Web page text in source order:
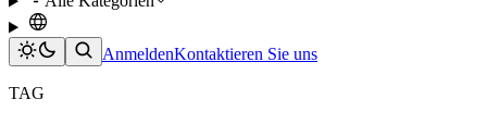
AnmeldenKontaktieren Sie uns
TAG